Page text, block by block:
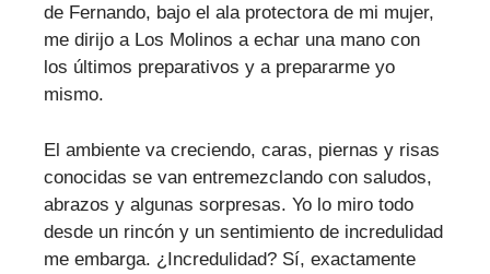
de Fernando, bajo el ala protectora de mi mujer,
me dirijo a Los Molinos a echar una mano con
los últimos preparativos y a prepararme yo
mismo.
El ambiente va creciendo, caras, piernas y risas
conocidas se van entremezclando con saludos,
abrazos y algunas sorpresas. Yo lo miro todo
desde un rincón y un sentimiento de incredulidad
me embarga. ¿Incredulidad? Sí, exactamente